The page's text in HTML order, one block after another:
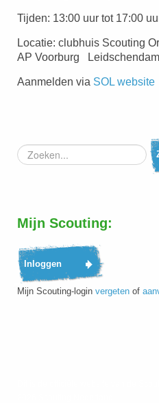
Tijden: 13:00 uur tot 17:00
Locatie: clubhuis Scouting
AP Voorburg Leidschendam
Aanmelden via SOL website
Mijn Scouting:
Mijn Scouting-login vergeten of